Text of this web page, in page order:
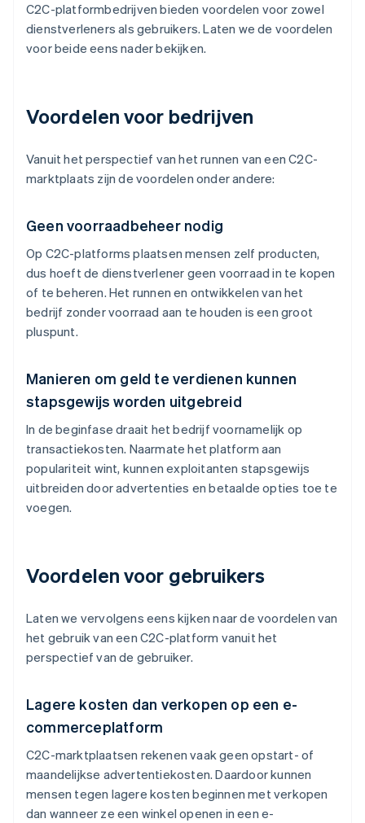
C2C-platformbedrijven bieden voordelen voor zowel
dienstverleners als gebruikers. Laten we de voordelen
voor beide eens nader bekijken.
Voordelen voor bedrijven
Vanuit het perspectief van het runnen van een C2C-
marktplaats zijn de voordelen onder andere:
Geen voorraadbeheer nodig
Op C2C-platforms plaatsen mensen zelf producten,
dus hoeft de dienstverlener geen voorraad in te kopen
of te beheren. Het runnen en ontwikkelen van het
bedrijf zonder voorraad aan te houden is een groot
pluspunt.
Manieren om geld te verdienen kunnen
stapsgewijs worden uitgebreid
In de beginfase draait het bedrijf voornamelijk op
transactiekosten. Naarmate het platform aan
populariteit wint, kunnen exploitanten stapsgewijs
uitbreiden door advertenties en betaalde opties toe te
voegen.
Voordelen voor gebruikers
Laten we vervolgens eens kijken naar de voordelen van
het gebruik van een C2C-platform vanuit het
perspectief van de gebruiker.
Lagere kosten dan verkopen op een e-
commerceplatform
C2C-marktplaatsen rekenen vaak geen opstart- of
maandelijkse advertentiekosten. Daardoor kunnen
mensen tegen lagere kosten beginnen met verkopen
dan wanneer ze een winkel openen in een e-